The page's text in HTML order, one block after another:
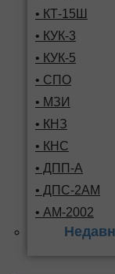
• КТ-15Ш
• КУК-3
• КУК-5
• СПО
• МЗИ
• КНЗ
• КНС
• ДПП-А
• ДПС-2АМ
• АМ-2002